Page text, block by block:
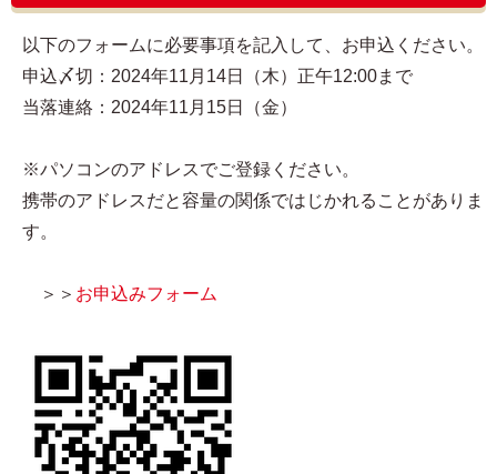
以下のフォームに必要事項を記入して、お申込ください。
申込〆切：2024年11月14日（木）正午12:00まで
当落連絡：2024年11月15日（金）
※パソコンのアドレスでご登録ください。
携帯のアドレスだと容量の関係ではじかれることがありま
す。
＞＞ お申込みフォーム